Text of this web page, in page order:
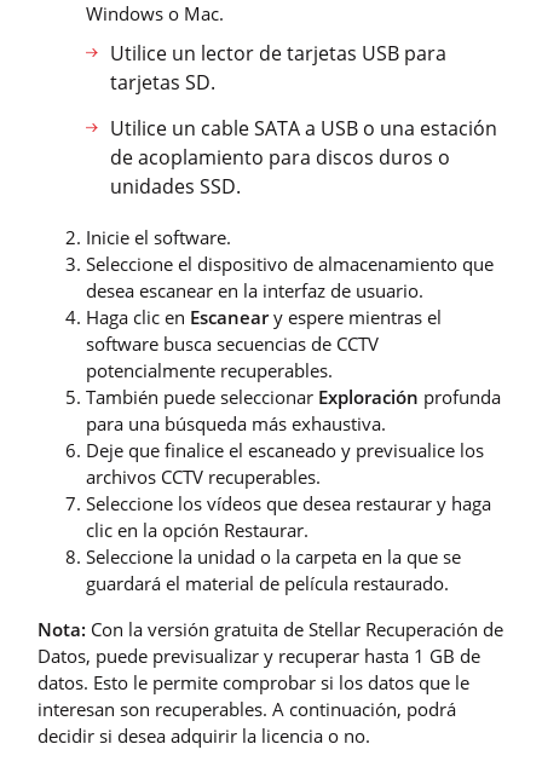
Windows o Mac.
Utilice un lector de tarjetas USB para
tarjetas SD.
Utilice un cable SATA a USB o una estación
de acoplamiento para discos duros o
unidades SSD.
Inicie el software.
Seleccione el dispositivo de almacenamiento que
desea escanear en la interfaz de usuario.
Haga clic en Escaneary espere mientras el
software busca secuencias de CCTV
potencialmente recuperables.
También puede seleccionar Exploración profunda
para una búsqueda más exhaustiva.
Deje que finalice el escaneado y previsualice los
archivos CCTV recuperables.
Seleccione los vídeos que desea restaurar y haga
clic en la opción Restaurar.
Seleccione la unidad o la carpeta en la que se
guardará el material de película restaurado.
Nota: Con la versión gratuita de Stellar Recuperación de
Datos, puede previsualizar y recuperar hasta 1 GB de
datos. Esto le permite comprobar si los datos que le
interesan son recuperables. A continuación, podrá
decidir si desea adquirir la licencia o no.